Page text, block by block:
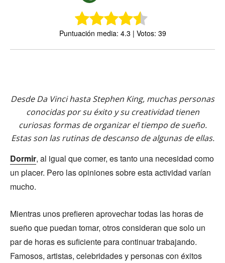
Puntuación media: 4.3 | Votos: 39
Desde Da Vinci hasta Stephen King, muchas personas
conocidas por su éxito y su creatividad tienen
curiosas formas de organizar el tiempo de sueño.
Estas son las rutinas de descanso de algunas de ellas.
Dormir, al igual que comer, es tanto una necesidad como
un placer. Pero las opiniones sobre esta actividad varían
mucho.
Mientras unos prefieren aprovechar todas las horas de
sueño que puedan tomar, otros consideran que solo un
par de horas es suficiente para continuar trabajando.
Famosos, artistas, celebridades y personas con éxitos